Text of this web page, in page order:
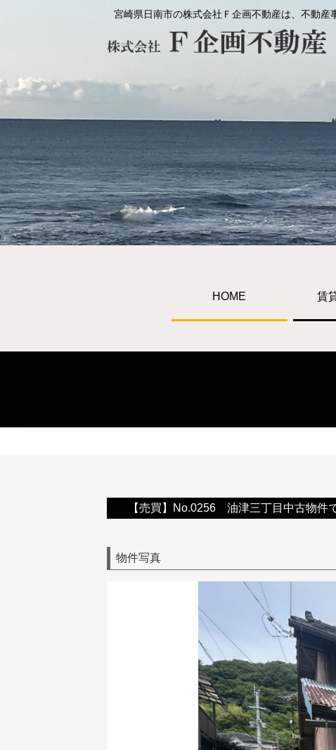
宮崎県日南市の株式会社Ｆ企画不動産は、不動産
HOME 賃
【売買】No.0256 油津三丁目中古物件
物件写真